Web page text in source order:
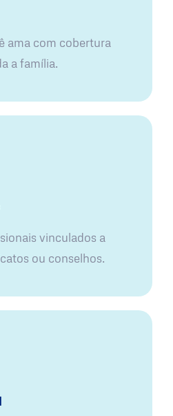
ama com cobertura
a família.
vinculados a
ou conselhos.